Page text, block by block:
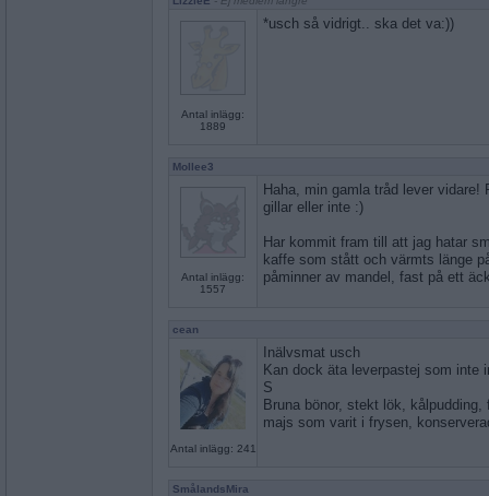
Antal inlägg:
1889
*usch så vidrigt.. ska det va:))
Mollee3
Antal inlägg:
1557
Haha, min gamla tråd lever
gillar eller inte :)
Har kommit fram till att jag hatar
kaffe som stått och värmts länge
påminner av mandel, fast på ett
cean
Antal inlägg: 241
Inälvsmat usch
Kan dock äta leverpastej som inte
S
Bruna bönor, stekt lök,
majs som varit i frysen,
SmålandsMira